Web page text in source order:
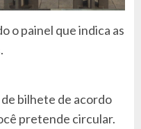
o painel que indica as
bilhete de acordo
pretende circular.